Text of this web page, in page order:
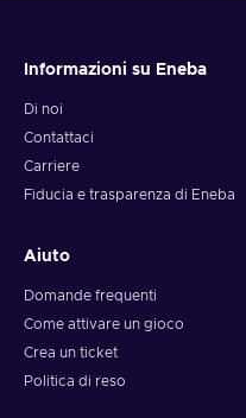
Informazioni su Eneba
Di noi
Contattaci
Carriere
Fiducia e trasparenza di Eneba
Aiuto
Domande frequenti
Come attivare un gioco
Crea un ticket
Politica di reso